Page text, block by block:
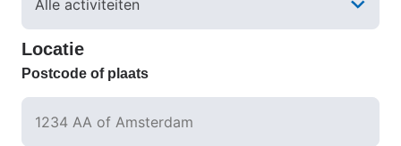
Locatie
Postcode of plaats